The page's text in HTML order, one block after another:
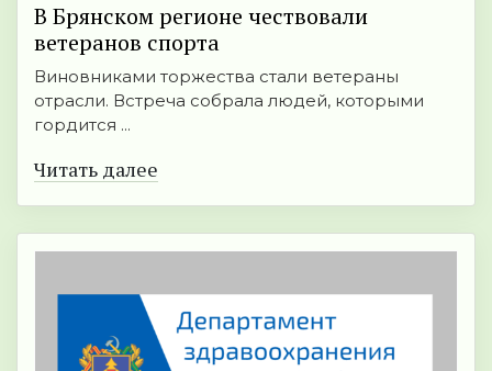
В Брянском регионе чествовали
ветеранов спорта
Виновниками торжества стали ветераны
отрасли. Встреча собрала людей, которыми
гордится ...
Читать далее